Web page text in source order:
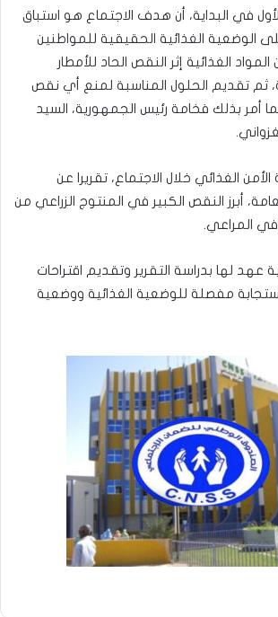
في البداية، أن هدف الاجتماع هو استباق
الوضعية الغذائية الحقيقية للمواطنين
الغذائية إثر النقص الحاد للأمطار
ثم تقديم الحلول المناسبة لمنع أي نقص
أمر بذلك فخامة رئيس الجمهورية، السيد
الغذائي خلال الاجتماع، تقريرا عن
أبرز النقص الكبير في المنتوج الزراعي من
المراعي.
عهد لها بدراسة التقرير وتقديم اقتراحات
مفصلة للوضعية الغذائية ووضعية